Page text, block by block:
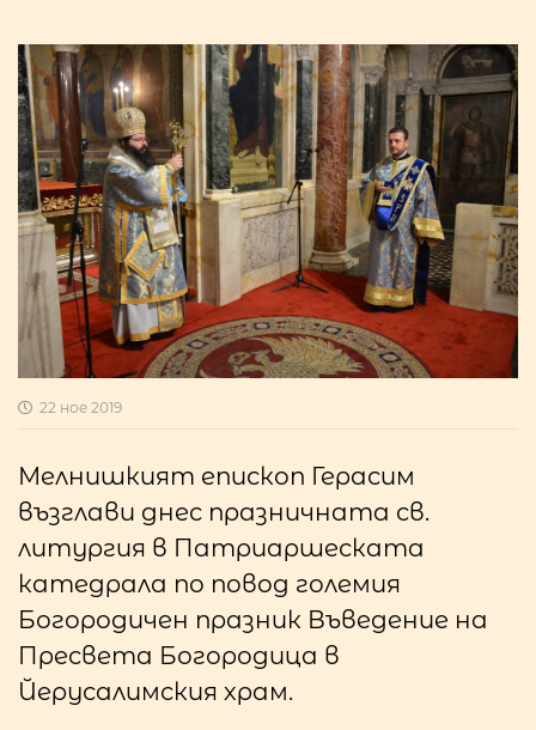
22 ное 2019
Мелнишкият епископ Герасим
възглави днес празничната св.
литургия в Патриаршеската
катедрала по повод големия
Богородичен празник Въведение на
Пресвета Богородица в
Йерусалимския храм.